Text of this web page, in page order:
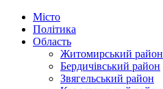
Місто
Політика
Область
Житомирський район
Бердичівський район
Звягельський район